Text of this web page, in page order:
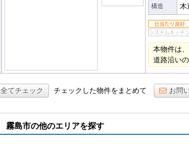
構造 木
本物件は
道路沿い
全てチェック チェックした物件をまとめて お問
霧島市の他のエリアを探す